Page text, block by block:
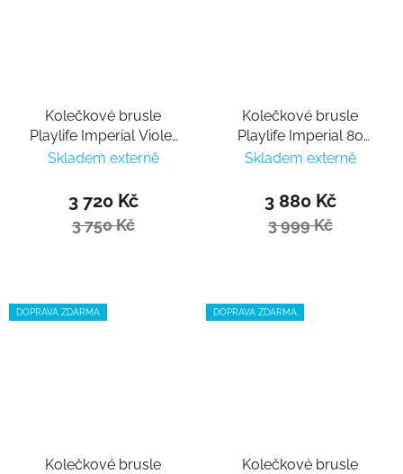
Kolečkové brusle
Playlife Imperial Violet
80
Skladem externě
3 720 Kč
3 750 Kč
Kolečkové brusle
Playlife Imperial 80
Fuchsia
Skladem externě
3 880 Kč
3 999 Kč
DOPRAVA ZDARMA
Kolečkové brusle
DOPRAVA ZDARMA
Kolečkové brusle